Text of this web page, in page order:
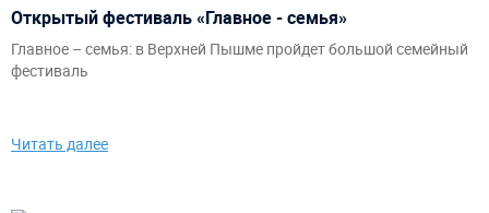
Открытый фестиваль «Главное - семья»
Главное – семья: в Верхней Пышме пройдет большой семейный
фестиваль
Читать далее